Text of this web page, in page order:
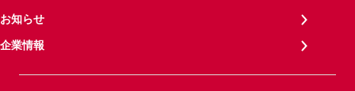
お知らせ
企業情報